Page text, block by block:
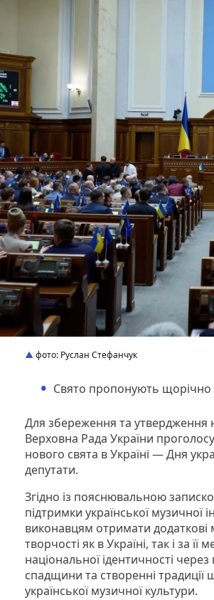
фото: Руслан Стефанчук
Свято пропонують щорічно
Для збереження та утвердження
Верховна Рада України
нового свята в Україні — Дня
депутати.
Згідно із пояснювальною
підтримки української музичної
виконавцям отримати додаткові
творчості як в Україні, так і за
національної ідентичності
спадщини та створенні традиції
української музичної культури.